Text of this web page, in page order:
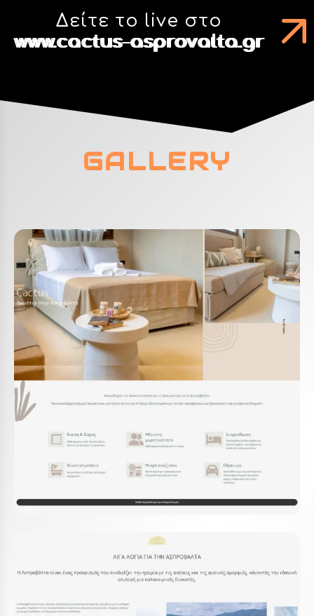
Δείτε το live στο
www.cactus-asprovalta.gr
GALLERY